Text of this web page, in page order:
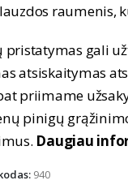
raumenis,
pristatymas gali
atsiskaitymas
priimame
pinigų
Daugiau
940